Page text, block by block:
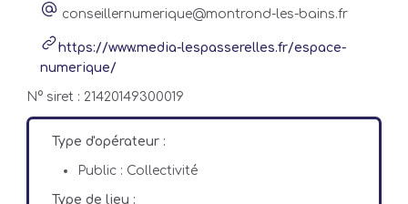
conseillernumerique@montrond-les-bains.fr
https://www.media-lespasserelles.fr/espace-
numerique/
N° siret : 21420149300019
Type d'opérateur :
Public : Collectivité
Type de lieu :